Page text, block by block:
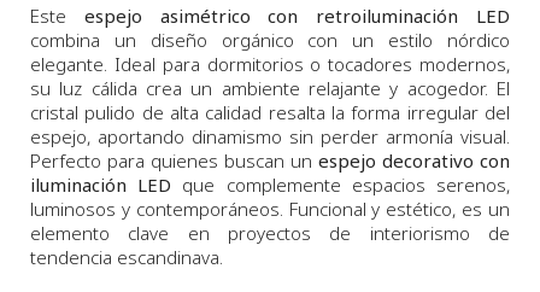
Este espejo asimétrico con retroiluminación LED
combina un diseño orgánico con un estilo nórdico
elegante. Ideal para dormitorios o tocadores modernos,
su luz cálida crea un ambiente relajante y acogedor. El
cristal pulido de alta calidad resalta la forma irregular del
espejo, aportando dinamismo sin perder armonía visual.
Perfecto para quienes buscan un espejo decorativo con
iluminación LED que complemente espacios serenos,
luminosos y contemporáneos. Funcional y estético, es un
elemento clave en proyectos de interiorismo de
tendencia escandinava.